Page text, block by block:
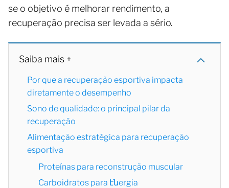
se o objetivo é melhorar rendimento, a
recuperação precisa ser levada a sério.
Saiba mais +
Por que a recuperação esportiva impacta
diretamente o desempenho
Sono de qualidade: o principal pilar da
recuperação
Alimentação estratégica para recuperação
esportiva
Proteínas para reconstrução muscular
Carboidratos para էնergia